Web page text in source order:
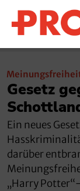
Gesetz
Ein neues
darüber
„Harry